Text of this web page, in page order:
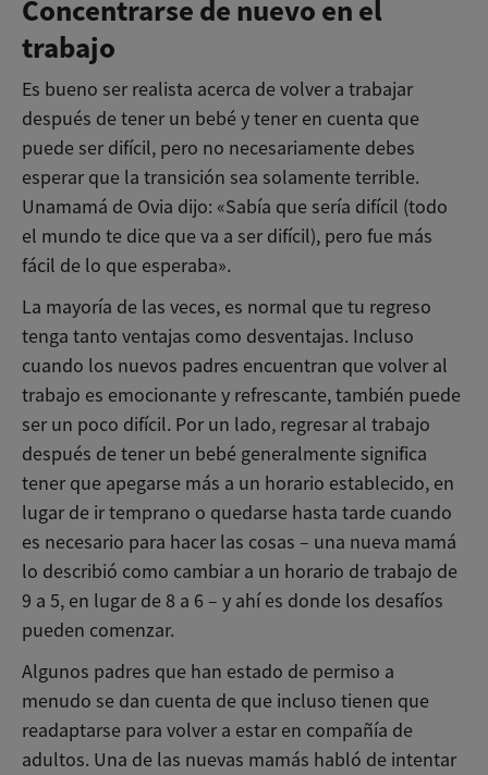
Concentrarse de nuevo en el
trabajo
Es bueno ser realista acerca de volver a trabajar
después de tener un bebé y tener en cuenta que
puede ser difícil, pero no necesariamente debes
esperar que la transición sea solamente terrible.
Unamamá de Ovia dijo: «Sabía que sería difícil (todo
el mundo te dice que va a ser difícil), pero fue más
fácil de lo que esperaba».
La mayoría de las veces, es normal que tu regreso
tenga tanto ventajas como desventajas. Incluso
cuando los nuevos padres encuentran que volver al
trabajo es emocionante y refrescante, también puede
ser un poco difícil. Por un lado, regresar al trabajo
después de tener un bebé generalmente significa
tener que apegarse más a un horario establecido, en
lugar de ir temprano o quedarse hasta tarde cuando
es necesario para hacer las cosas – una nueva mamá
lo describió como cambiar a un horario de trabajo de
9 a 5, en lugar de 8 a 6 – y ahí es donde los desafíos
pueden comenzar.
Algunos padres que han estado de permiso a
menudo se dan cuenta de que incluso tienen que
readaptarse para volver a estar en compañía de
adultos. Una de las nuevas mamás habló de intentar